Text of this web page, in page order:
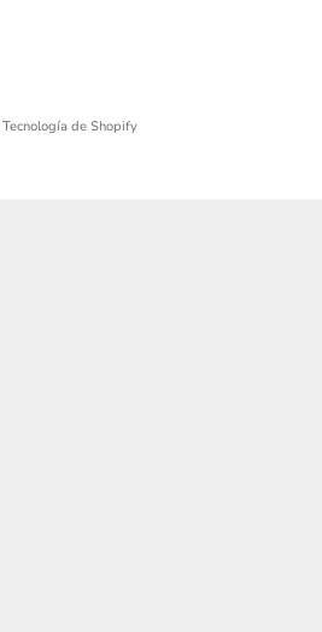
Tecnología de Shopify